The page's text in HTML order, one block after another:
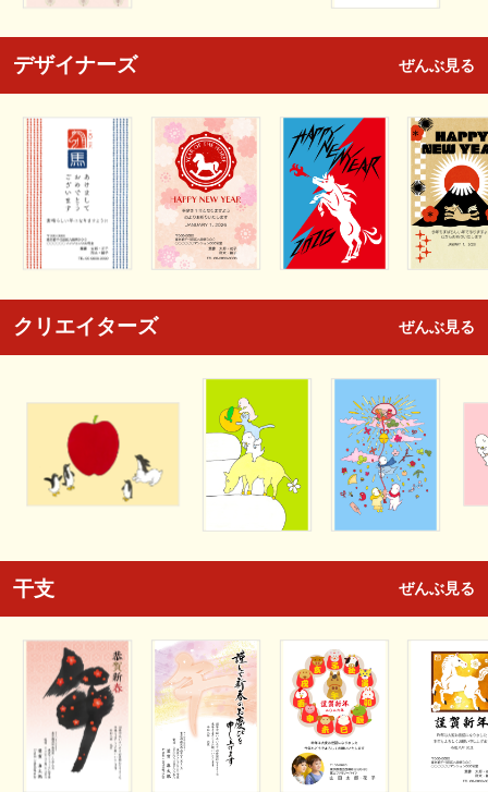
デザイナーズ ぜんぶ見る
クリエイターズ ぜんぶ見る
干支 ぜんぶ見る